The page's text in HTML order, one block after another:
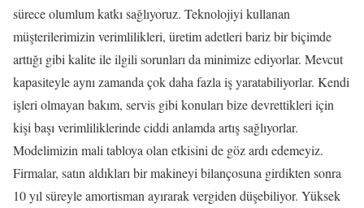
sürece olumlum katkı sağlıyoruz. Teknolojiyi kullanan
müşterilerimizin verimlilikleri, üretim adetleri bariz bir biçimde
arttığı gibi kalite ile ilgili sorunları da minimize ediyorlar. Mevcut
kapasiteyle aynı zamanda çok daha fazla iş yaratabiliyorlar. Kendi
işleri olmayan bakım, servis gibi konuları bize devrettikleri için
kişi başı verimliliklerinde ciddi anlamda artış sağlıyorlar.
Modelimizin mali tabloya olan etkisini de göz ardı edemeyiz.
Firmalar, satın aldıkları bir makineyi bilançosuna girdikten sonra
10 yıl süreyle amortisman ayırarak vergiden düşebiliyor. Yüksek